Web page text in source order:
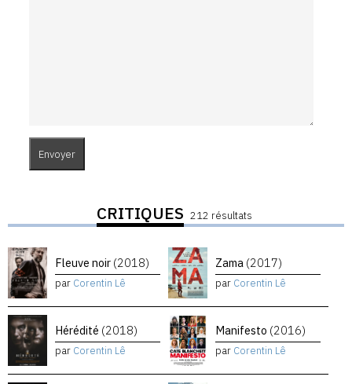
CRITIQUES 212 résultats
Fleuve noir (2018)
par Corentin Lê
Zama (2017)
par Corentin Lê
Hérédité (2018)
par Corentin Lê
Manifesto (2016)
par Corentin Lê